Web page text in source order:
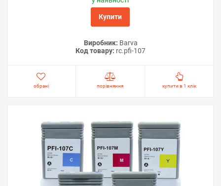
Купити
Виробник: Barva
Код товару: rc.pfi-107
обрані порівняння купити в 1 клік